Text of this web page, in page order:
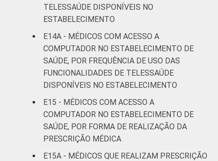
TELESSAÚDE DISPONÍVEIS NO
ESTABELECIMENTO
E14A - MÉDICOS COM ACESSO A
COMPUTADOR NO ESTABELECIMENTO DE
SAÚDE, POR FREQUÊNCIA DE USO DAS
FUNCIONALIDADES DE TELESSAÚDE
DISPONÍVEIS NO ESTABELECIMENTO
E15 - MÉDICOS COM ACESSO A
COMPUTADOR NO ESTABELECIMENTO DE
SAÚDE, POR FORMA DE REALIZAÇÃO DA
PRESCRIÇÃO MÉDICA
E15A - MÉDICOS QUE REALIZAM PRESCRIÇÃO